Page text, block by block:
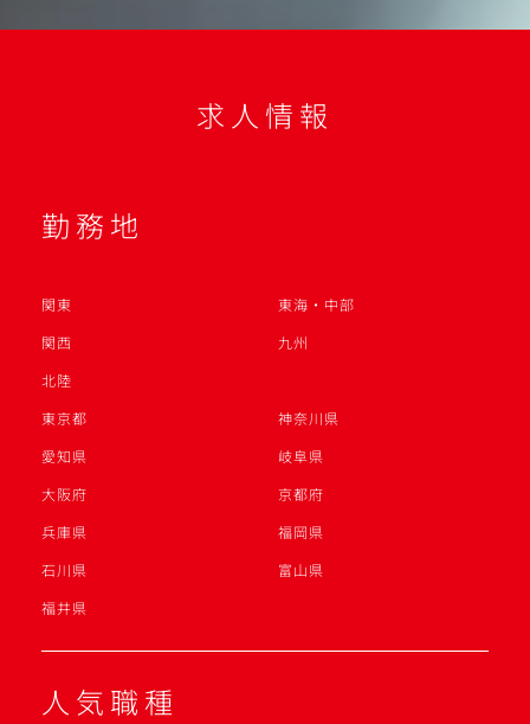
求人情報
勤務地
関東
東海・中部
関西
九州
北陸
東京都
神奈川県
愛知県
岐阜県
大阪府
京都府
兵庫県
福岡県
石川県
富山県
福井県
人気職種